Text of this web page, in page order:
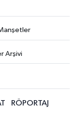
Arşivi
RÖPORTAJ